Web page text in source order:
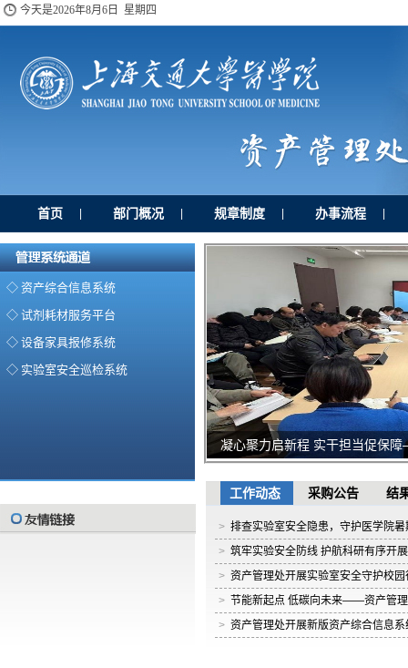
今天是2026年8月6日 星期四
首页 部门概况 规章制度 办事流程
◇ 资产综合信息系统
◇ 试剂耗材服务平台
◇ 设备家具报修系统
◇ 实验室安全巡检系统
凝心聚力启新程 实干担当促保
市科委来校开展大型科学仪器
查工作
“重阳节回娘家“活动
浦东校区青年教职工公寓第一批
工作动态 采购公告 结
> 排查实验室安全隐患，守护医学院
> 筑牢实验安全防线 护航科研有序开
> 资产管理处开展实验室安全守护校园
> 节能新起点 低碳向未来——资产管
> 资产管理处开展新版资产综合信息